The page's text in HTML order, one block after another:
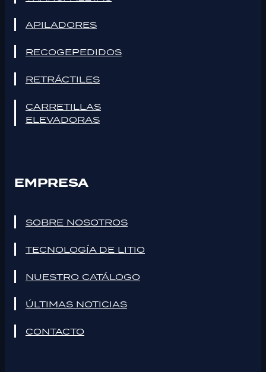
APILADORES
RECOGEPEDIDOS
RETRÁCTILES
CARRETILLAS
ELEVADORAS
EMPRESA
SOBRE NOSOTROS
TECNOLOGÍA DE LITIO
NUESTRO CATÁLOGO
ÚLTIMAS NOTICIAS
CONTACTO